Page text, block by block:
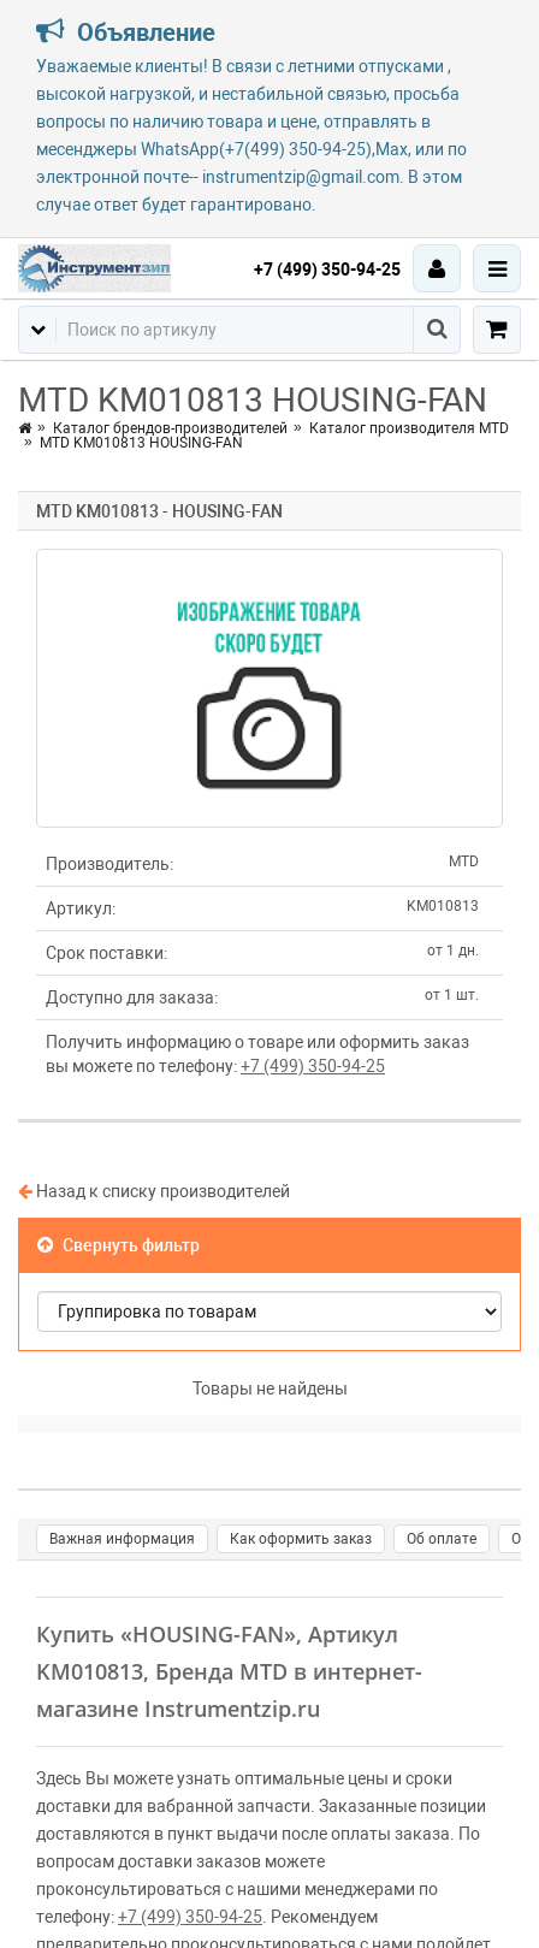
Объявление
Уважаемые клиенты! В связи с летними отпусками ,
высокой нагрузкой, и нестабильной связью, просьба
вопросы по наличию товара и цене, отправлять в
месенджеры WhatsApp(+7(499) 350-94-25),Max, или по
электронной почте-- instrumentzip@gmail.com. В этом
случае ответ будет гарантировано.
+7 (499) 350-94-25
MTD KM010813 HOUSING-FAN
Каталог брендов-производителей
Каталог производителя MTD
MTD KM010813 HOUSING-FAN
MTD KM010813 - HOUSING-FAN
Производитель: MTD
Артикул: KM010813
Срок поставки: от 1 дн.
Доступно для заказа: от 1 шт.
Получить информацию о товаре или оформить заказ
вы можете по телефону:+7 (499) 350-94-25
Назад к списку производителей
Свернуть фильтр
Товары не найдены
Важная информация Как оформить заказ Об оплате О
Купить «HOUSING-FAN», Артикул
KM010813, Бренда MTD в интернет-
магазине Instrumentzip.ru
Здесь Вы можете узнать оптимальные цены и сроки
доставки для вабранной запчасти. Заказанные позиции
доставляются в пункт выдачи после оплаты заказа. По
вопросам доставки заказов можете
проконсультироваться с нашими менеджерами по
телефону:+7 (499) 350-94-25 . Рекомендуем